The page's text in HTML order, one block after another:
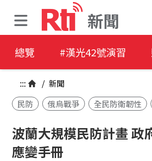
新聞
總覽 #漢光42號演習
::: / 新聞
民防
俄烏戰爭 全民防衛韌性
波蘭大規模民防計畫 政
應變手冊